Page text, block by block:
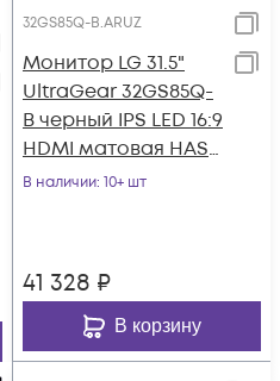
32GS85Q-B.ARUZ
Монитор LG 31.5"
UltraGear 32GS85Q-
B черный IPS LED 16:9
HDMI матовая HAS
350cd 178гр/178гр
В наличии: 10+ шт
41 328 ₽
В корзину